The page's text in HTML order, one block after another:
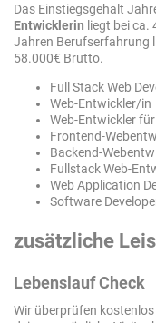
Das Einstiegsgehalt
Entwicklerin liegt bei ca.
Jahren Berufserfahrung
58.000€ Brutto.
Full Stack Web
Web-Entwickler/in
Web-Entwickler
Frontend-
Backend-
Fullstack Web-
Web Application
Software
zusätzliche
Lebenslauf Check
Wir überprüfen